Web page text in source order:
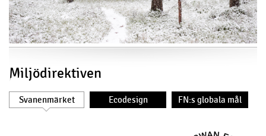
Miljödirektiven
Svanenmärket Ecodesign FN:s globala mål